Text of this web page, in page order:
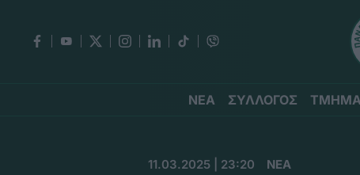
ΝΕΑ ΣΥΛΛΟΓΟΣ
11.03.2025 | 23:20 ΝΕΑ